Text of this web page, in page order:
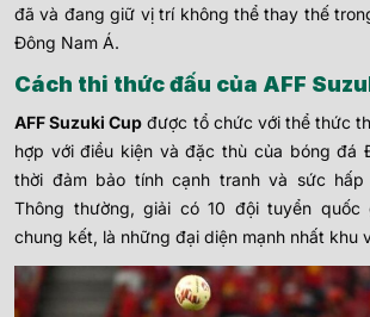
đã và đang giữ vị trí không thể thay thế
Đông Nam Á.
Cách thi thức đấu của AFF
AFF Suzuki Cup được tổ chức với thể thức
hợp với điều kiện và đặc thù của bóng đá
thời đảm bảo tính cạnh tranh và sức
Thông thường, giải có 10 đội tuyển
chung kết, là những đại diện mạnh nhất khu